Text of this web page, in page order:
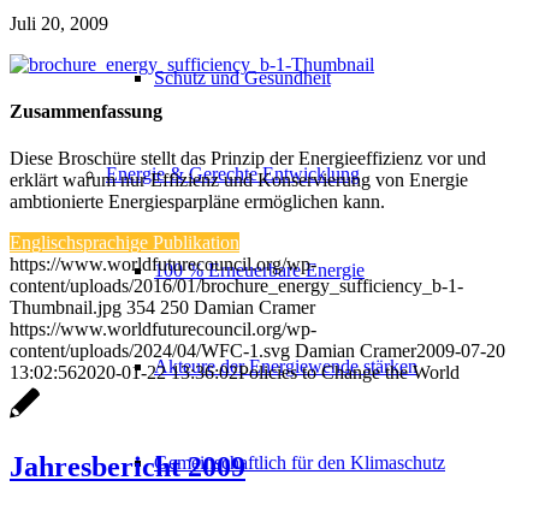
Schutz und Gesundheit
Energie & Gerechte Entwicklung
100 % Erneuerbare Energie
Akteure der Energiewende stärken
Gemeinschaftlich für den Klimaschutz
Juli 20, 2009
Zusammenfassung
Diese Broschüre stellt das Prinzip der Energieeffizienz vor und
erklärt warum nur Effizienz und Konservierung von Energie
ambtionierte Energiesparpläne ermöglichen kann.
Englischsprachige Publikation
https://www.worldfuturecouncil.org/wp-
content/uploads/2016/01/brochure_energy_sufficiency_b-1-
Thumbnail.jpg 354 250 Damian Cramer
https://www.worldfuturecouncil.org/wp-
content/uploads/2024/04/WFC-1.svg Damian Cramer2009-07-20
13:02:562020-01-22 13:36:02Policies to Change the World
Jahresbericht 2009